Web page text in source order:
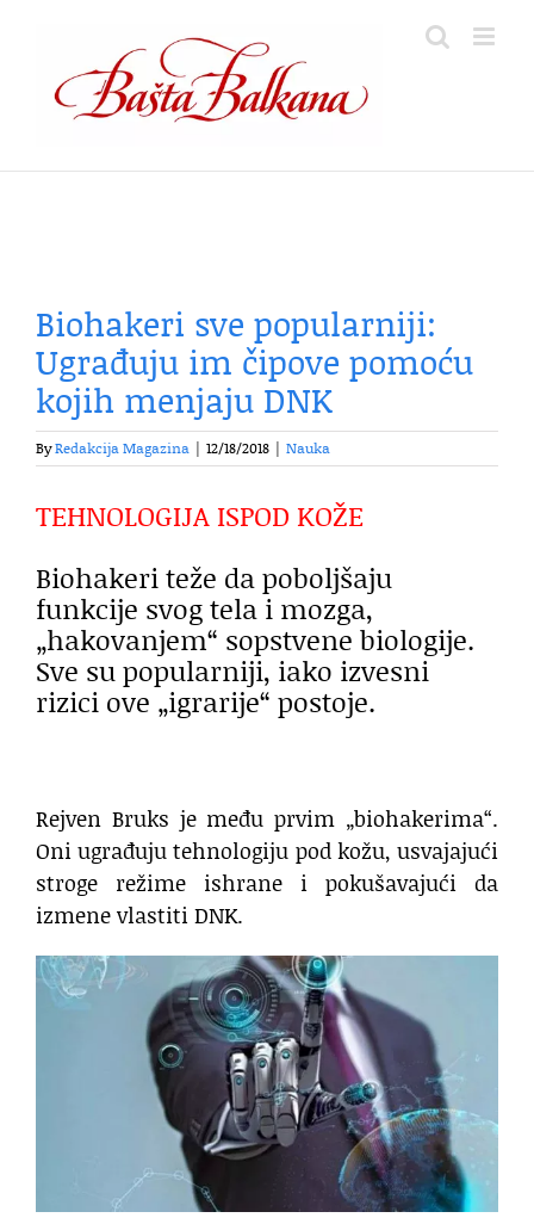
content
Biohakeri sve popularniji:
Ugrađuju im čipove pomoću
kojih menjaju DNK
ByRedakcija Magazina 12/18/2018 Nauka
TEHNOLOGIJA ISPOD KOŽE
Biohakeri teže da poboljšaju
funkcije svog tela i mozga,
„hakovanjem“ sopstvene biologije.
Sve su popularniji, iako izvesni
rizici ove „igrarije“ postoje.
Rejven Bruks je među prvim „biohakerima“.
Oni ugrađuju tehnologiju pod kožu, usvajajući
stroge režime ishrane i pokušavajući da
izmene vlastiti DNK.